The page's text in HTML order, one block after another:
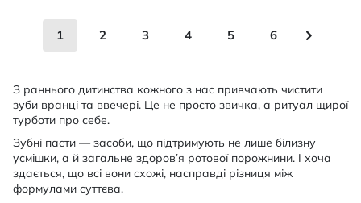
You're currently reading page
1 Сторінка
2 Сторінка
3 Сторінка
4 Сторінка
5 Сторінка
6
З раннього дитинства кожного з нас привчають чистити
зуби вранці та ввечері. Це не просто звичка, а ритуал щирої
турботи про себе.
Зубні пасти — засоби, що підтримують не лише білизну
усмішки, а й загальне здоров’я ротової порожнини. І хоча
здається, що всі вони схожі, насправді різниця між
формулами суттєва.